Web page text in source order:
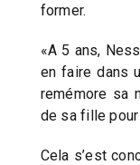
former.
«A 5 ans,
en faire dans
remémore sa
de sa fille
Cela s’est